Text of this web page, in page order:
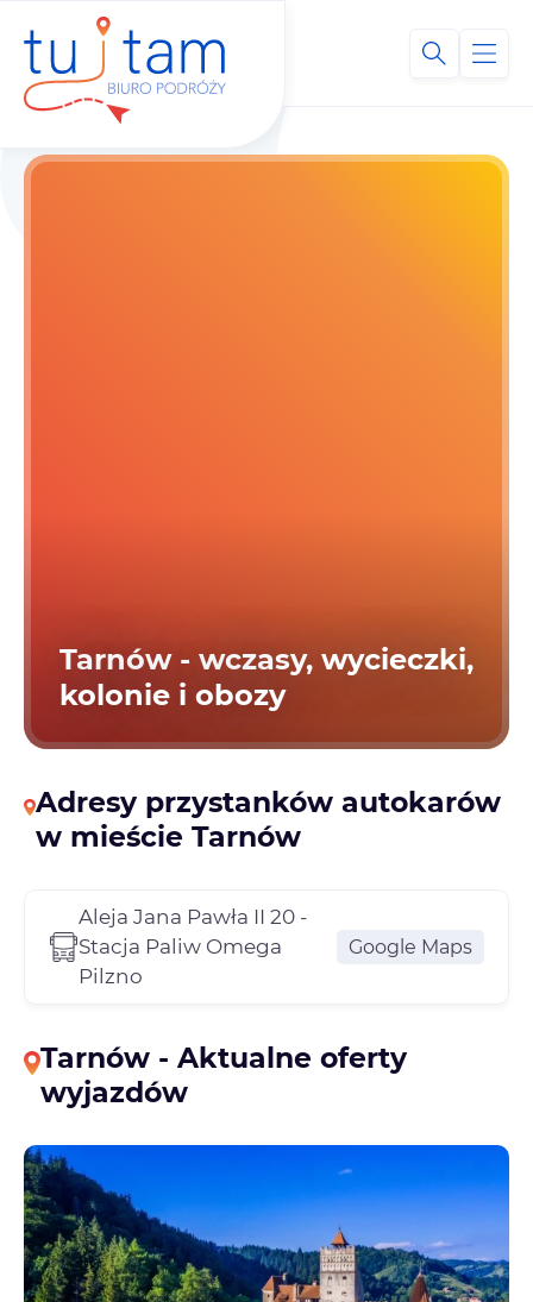
Tarnów - wczasy, wycieczki,
kolonie i obozy
Adresy przystanków autokarów
w mieście Tarnów
Aleja Jana Pawła II 20 -
Stacja Paliw Omega
Pilzno
Google Maps
Tarnów - Aktualne oferty
wyjazdów